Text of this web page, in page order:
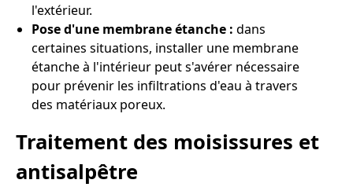
l'extérieur.
Pose d'une membrane étanche : dans
certaines situations, installer une membrane
étanche à l'intérieur peut s'avérer nécessaire
pour prévenir les infiltrations d'eau à travers
des matériaux poreux.
Traitement des moisissures et
antisalpêtre